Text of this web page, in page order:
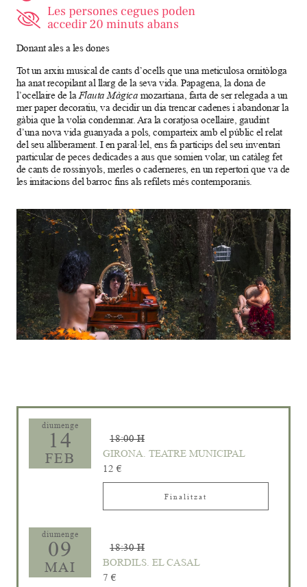
Donant ales a les dones
Tot un arxiu musical de cants d’ocells que una meticulosa ornitòloga
ha anat recopilant al llarg de la seva vida. Papagena, la dona de
l’ocellaire de laFlauta Màgica mozartiana, farta de ser relegada a un
mer paper decoratiu, va decidir un dia trencar cadenes i abandonar la
gàbia que la volia condemnar. Ara la coratjosa ocellaire, gaudint
d’una nova vida guanyada a pols, comparteix amb el públic el relat
del seu alliberament. I en paral·lel, ens fa partícips del seu inventari
particular de peces dedicades a aus que somien volar, un catàleg fet
de cants de rossinyols, merles o caderneres, en un repertori que va de
les imitacions del barroc fins als refilets més contemporanis.
diumenge
14
FEB
18:00 H
GIRONA. TEATRE MUNICIPAL
12 €
Finalitzat
diumenge
09
MAI
18:30 H
BORDILS. EL CASAL
7 €